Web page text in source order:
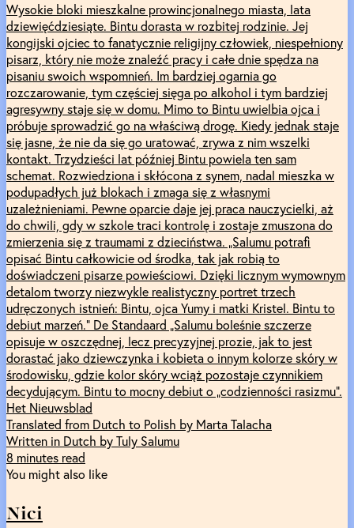
Wysokie bloki mieszkalne prowincjonalnego miasta, lata
dziewięćdziesiąte. Bintu dorasta w rozbitej rodzinie. Jej
kongijski ojciec to fanatycznie religijny człowiek, niespełniony
pisarz, który nie może znaleźć pracy i całe dnie spędza na
pisaniu swoich wspomnień. Im bardziej ogarnia go
rozczarowanie, tym częściej sięga po alkohol i tym bardziej
agresywny staje się w domu. Mimo to Bintu uwielbia ojca i
próbuje sprowadzić go na właściwą drogę. Kiedy jednak staje
się jasne, że nie da się go uratować, zrywa z nim wszelki
kontakt. Trzydzieści lat później Bintu powiela ten sam
schemat. Rozwiedziona i skłócona z synem, nadal mieszka w
podupadłych już blokach i zmaga się z własnymi
uzależnieniami. Pewne oparcie daje jej praca nauczycielki, aż
do chwili, gdy w szkole traci kontrolę i zostaje zmuszona do
zmierzenia się z traumami z dzieciństwa. „Salumu potrafi
opisać Bintu całkowicie od środka, tak jak robią to
doświadczeni pisarze powieściowi. Dzięki licznym wymownym
detalom tworzy niezwykle realistyczny portret trzech
udręczonych istnień: Bintu, ojca Yumy i matki Kristel. Bintu to
debiut marzeń.” De Standaard „Salumu boleśnie szczerze
opisuje w oszczędnej, lecz precyzyjnej prozie, jak to jest
dorastać jako dziewczynka i kobieta o innym kolorze skóry w
środowisku, gdzie kolor skóry wciąż pozostaje czynnikiem
decydującym. Bintu to mocny debiut o „codzienności rasizmu”.
Het Nieuwsblad
Translated from Dutch to Polish by Marta Talacha
Written in Dutch by Tuly Salumu
8 minutes read
You might also like
Nici